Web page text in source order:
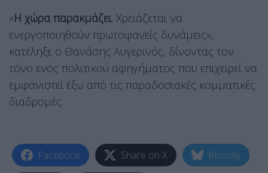
«Η χώρα παρακμάζει. Χρειάζεται να
ενεργοποιηθούν πρωτοφανείς δυνάμεις»,
κατέληξε ο Θανάσης Αυγερινός, δίνοντας τον
τόνο ενός πολιτικού αφηγήματος που επιχειρεί να
εμφανιστεί έξω από τις παραδοσιακές κομματικές
διαδρομές.
Facebook Share on X Bluesky